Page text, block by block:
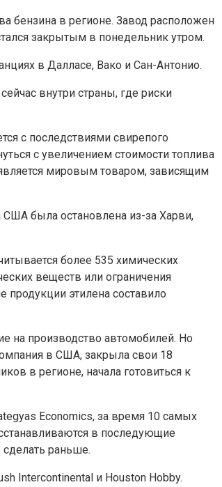
бензина в регионе. Завод расположен
закрытым в понедельник утром.
в Далласе, Вако и Сан-Антонио.
внутри страны, где риски
с последствиями свирепого
с увеличением стоимости топлива
мировым товаром, зависящим
США была остановлена из-за Харви,
более 535 химических
веществ или ограничения
продукции этилена составило
на производство автомобилей. Но
в США, закрыла свои 18
в регионе, начала готовиться к
Economics, за время 10 самых
в последующие
раньше.
Intercontinental и Houston Hobby.